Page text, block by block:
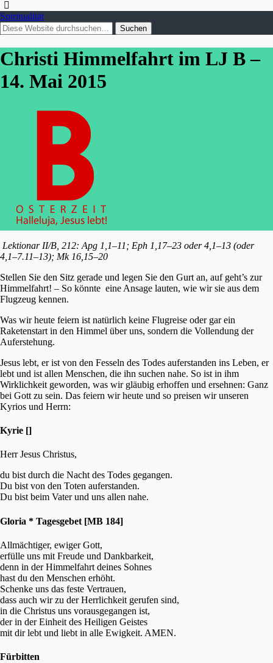
Spiritualität
Christi Himmelfahrt im LJ B –
14. Mai 2015
Lektionar II/B, 212: Apg 1,1–11; Eph 1,17–23 oder 4,1–13 (oder
4,1–7.11–13); Mk 16,15–20
Stellen Sie den Sitz gerade und legen Sie den Gurt an, auf geht’s zur
Himmelfahrt! – So könnte eine Ansage lauten, wie wir sie aus dem
Flugzeug kennen.
Was wir heute feiern ist natürlich keine Flugreise oder gar ein
Raketenstart in den Himmel über uns, sondern die Vollendung der
Auferstehung.
Jesus lebt, er ist von den Fesseln des Todes auferstanden ins Leben, er
lebt und ist allen Menschen, die ihn suchen nahe. So ist in ihm
Wirklichkeit geworden, was wir gläubig erhoffen und ersehnen: Ganz
bei Gott zu sein. Das feiern wir heute und so preisen wir unseren
Kyrios und Herrn:
Kyrie []
Herr Jesus Christus,
du bist durch die Nacht des Todes gegangen.
Du bist von den Toten auferstanden.
Du bist beim Vater und uns allen nahe.
Gloria * Tagesgebet [MB 184]
Allmächtiger, ewiger Gott,
erfülle uns mit Freude und Dankbarkeit,
denn in der Himmelfahrt deines Sohnes
hast du den Menschen erhöht.
Schenke uns das feste Vertrauen,
dass auch wir zu der Herrlichkeit gerufen sind,
in die Christus uns vorausgegangen ist,
der in der Einheit des Heiligen Geistes
mit dir lebt und liebt in alle Ewigkeit. AMEN.
Fürbitten